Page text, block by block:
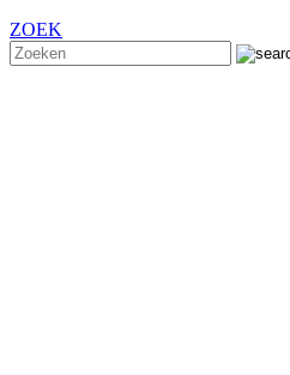
ZOEK